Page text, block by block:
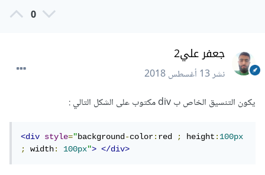
0
جعفر علي2
نشر13 أغسطس 2018
يكون التنسيق الخاص ب div مكتوب على الشكل التالي :
<div style="background-color:red ; height:100px
;
width: 100px"> </div>